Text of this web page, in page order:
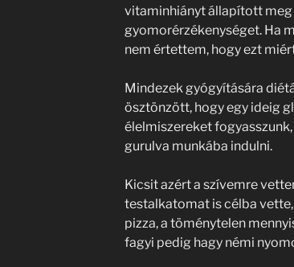
vitaminhiányt állapított meg
gyomorérzékenységet. Ha
nem értettem, hogy ezt
Mindezek gyógyítására
ösztönzött, hogy egy ideig
élelmiszereket
gurulva munkába indulni.
Kicsit azért a szívemre
testalkatomat is célba
pizza, a töménytelen
fagyi pedig hagy némi